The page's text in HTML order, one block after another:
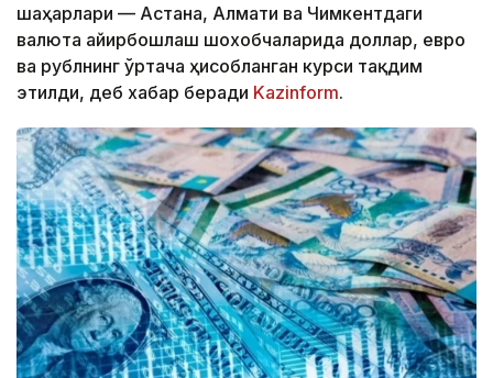
шаҳарлари — Астана, Алмати ва Чимкентдаги
валюта айирбошлаш шохобчаларида доллар, евро
ва рублнинг ўртача ҳисобланган курси тақдим
этилди, деб хабар беради Kazinform.